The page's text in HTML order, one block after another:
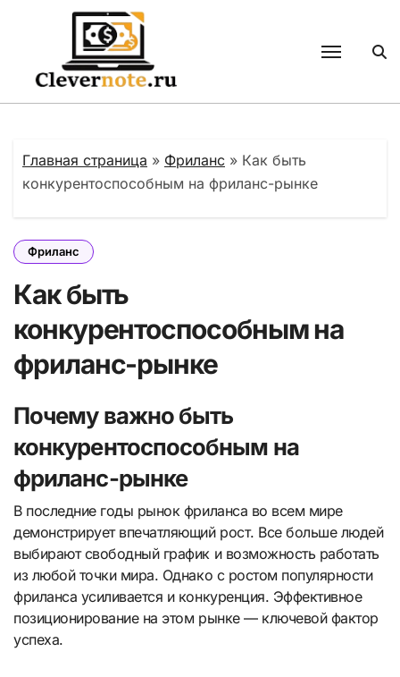
содержанию
Главная страница » Фриланс » Как быть
конкурентоспособным на фриланс-рынке
Фриланс
Как быть
конкурентоспособным на
фриланс-рынке
Почему важно быть
конкурентоспособным на
фриланс-рынке
В последние годы рынок фриланса во всем мире
демонстрирует впечатляющий рост. Все больше людей
выбирают свободный график и возможность работать
из любой точки мира. Однако с ростом популярности
фриланса усиливается и конкуренция. Эффективное
позиционирование на этом рынке — ключевой фактор
успеха.